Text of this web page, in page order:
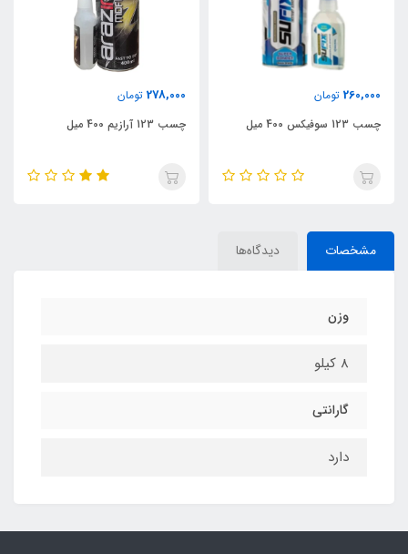
چسب 123 آرازیم 400 میل
چسب 123 فاینال 400 میل
مشخصات دیدگاه‌ها
وزن
8 کیلو
گارانتی
دارد